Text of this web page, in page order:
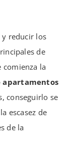
y reducir los
de
la
apartamentos
conseguirlo se
escasez de
de la